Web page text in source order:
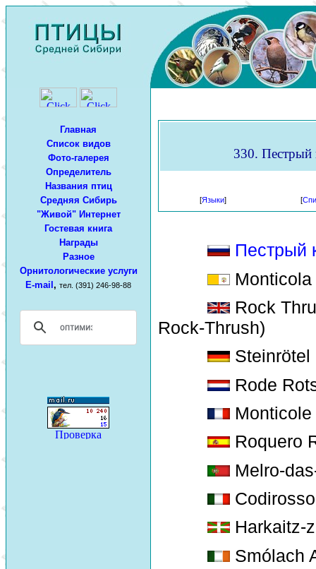
Главная
Список видов
Фото-галерея
Определитель
Названия птиц
Средняя Сибирь
"Живой" Интернет
Гостевая книга
Награды
Разное
Орнитологические услуги
E-mail , тел. (391) 246-98-88
330. Пестрый
[Языки] [
Пестрый
Rock
Rock-Thrush)
Steinrötel
Rode
Roquero
Melro-
Harkaitz-
Smólach